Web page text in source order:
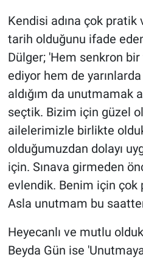
Kendisi adına çok pratik
tarih olduğunu ifade
Dülger; 'Hem senkron
ediyor hem de
aldığım da unutmamak
seçtik. Bizim için güzel
ailelerimizle birlikte
olduğumuzdan dolayı
için. Sınava girmeden
evlendik. Benim için
Asla unutmam bu
Heyecanlı ve mutlu
Beyda Gün ise